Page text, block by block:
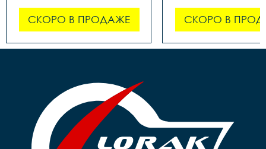
СКОРО В ПРОДАЖЕ СКОРО В